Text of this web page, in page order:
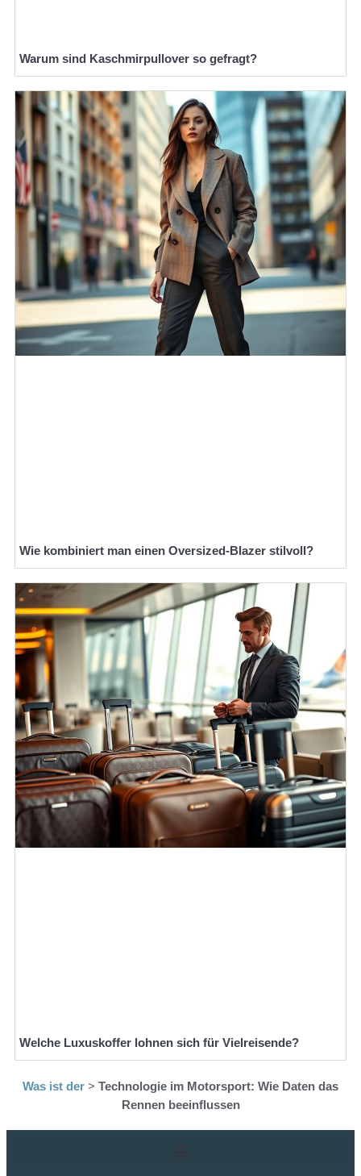
Warum sind Kaschmirpullover so gefragt?
Wie kombiniert man einen Oversized-Blazer stilvoll?
Welche Luxuskoffer lohnen sich für Vielreisende?
Was ist der > Technologie im Motorsport: Wie Daten das
Rennen beeinflussen